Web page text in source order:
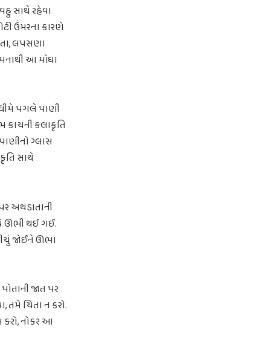
સાથે રહેવા
ઉંમરના કારણે
લપસણા
આ મોંઘા
પગલે પાણી
કાચની કલાકૃતિ
ગ્લાસ
સાથે
અથડાતાની
ઊભી થઈ ગઈ.
જોઈને ઊભા
જાત પર
તમે ચિંતા ન કરો.
નોકર આ